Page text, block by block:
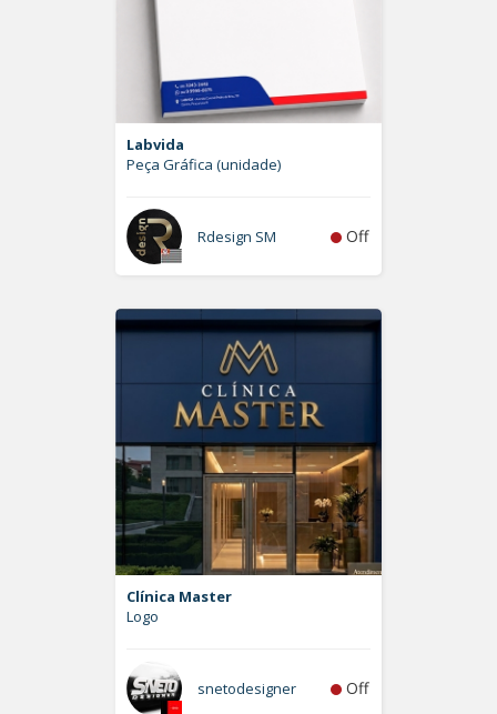
Labvida
Peça Gráfica (unidade)
Rdesign SM Off
Clínica Master
Logo
snetodesigner Off